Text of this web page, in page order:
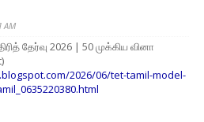
AM
தேர்வு 2026 | 50 முக்கிய வினா
2026/06/tet-tamil-model-